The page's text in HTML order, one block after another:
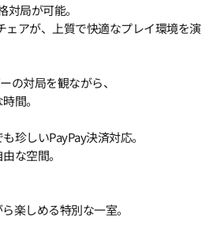
対局が可能。
ェアが、上質で快適なプレイ環境を演
の対局を観ながら、
間。
珍しいPayPay決済対応。
な空間。
楽しめる特別な一室。